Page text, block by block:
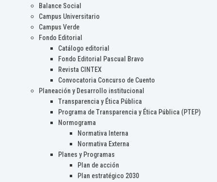
Balance Social
Campus Universitario
Campus Verde
Fondo Editorial
Catálogo editorial
Fondo Editorial Pascual Bravo
Revista CINTEX
Convocatoria Concurso de Cuento
Planeación y Desarrollo institucional
Transparencia y Ética Pública
Programa de Transparencia y Ética Pública (PTEP)
Normograma
Normativa Interna
Normativa Externa
Planes y Programas
Plan de acción
Plan estratégico 2030